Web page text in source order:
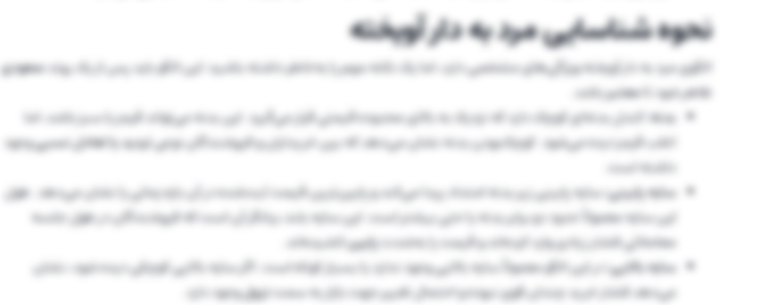
نحوه شناسایی مرد به دار آویخته
الگوی مرد به دار آویخته ویژگی‌های مشخصی دارد، اما یک نکته مهم را به‌خاطر داشته باشید: این الگو باید پس از یک روندصعودی
ظاهر شود تامعتبرباشد.
بدنه:کندل بدنه‌ای کوچک دارد که نزدیک به بالای محدوده قیمتی قرار می‌گیرد. این بدنه می‌تواند قرمز یا سبز باشد، اما
اغلب قرمز دیده می‌شود. کوچک‌بودن بدنه نشان می‌دهد که بین خریداران و فروشندگان نوعیتردید یا تعادل نسبیوجود
داشته است.
سایه پایینی:سایه پایینی زیر بدنه امتداد پیدا می‌کند و پایین‌ترین قیمت ثبت‌شده در آن بازه زمانی را نشان می‌دهد. طول
این سایه معمولاً حدود دو برابر بدنه یا حتی بیشتر است. این سایه بلند بیانگر آن است که فروشندگان در طول جلسه
معاملاتی فشار زیادی وارد کرده‌اند و قیمت را به‌شدتپایینکشیده‌اند.
سایه بالایی:در این الگو معمولاً سایه بالایی وجود ندارد یا بسیار کوتاه است. اگر سایه بالایی کوچکی دیده شود، نشان
می‌دهد فشار خرید چندان قوی نبوده و احتمال تغییر جهت بازار به سمتنزولوجود دارد.